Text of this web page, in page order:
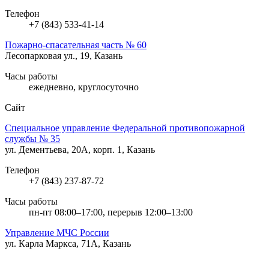
Телефон
+7 (843) 533-41-14
Пожарно-спасательная часть № 60
Лесопарковая ул., 19, Казань
Часы работы
ежедневно, круглосуточно
Сайт
Специальное управление Федеральной противопожарной
службы № 35
ул. Дементьева, 20А, корп. 1, Казань
Телефон
+7 (843) 237-87-72
Часы работы
пн-пт 08:00–17:00, перерыв 12:00–13:00
Управление МЧС России
ул. Карла Маркса, 71А, Казань